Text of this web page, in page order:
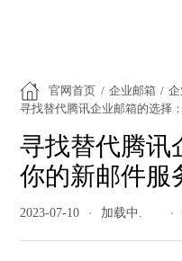
官网首页 / 企业邮箱 /
寻找替代腾讯企业邮箱的选择
寻找替代腾讯
你的新邮件服
2023-07-10 290 阅读量